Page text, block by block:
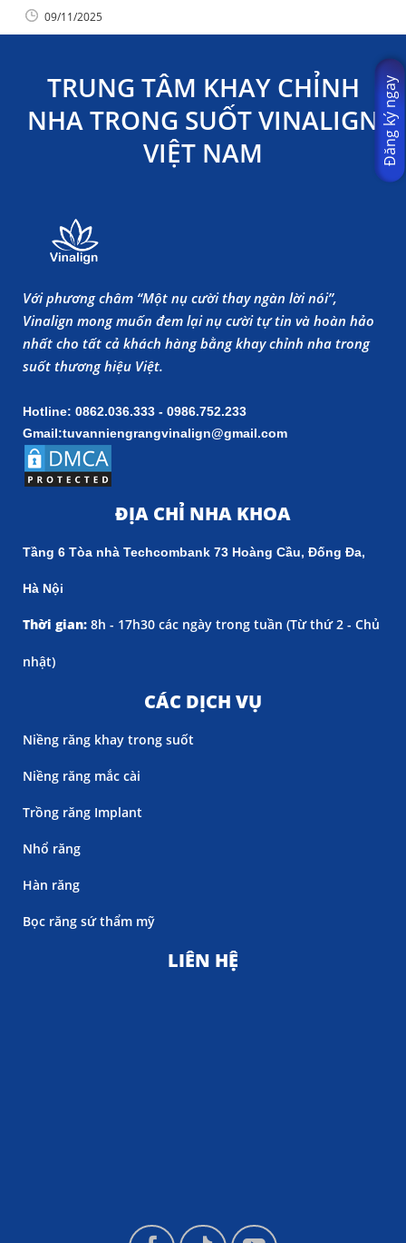
09/11/2025
TRUNG TÂM KHAY CHỈNH
NHA TRONG SUỐT VINALIGN
VIỆT NAM
Với phương châm “Một nụ cười thay ngàn lời nói”,
Vinalign mong muốn đem lại nụ cười tự tin và hoàn hảo
nhất cho tất cả khách hàng bằng khay chỉnh nha trong
suốt thương hiệu Việt.
Hotline: 0862.036.333 - 0986.752.233
Gmail:tuvanniengrangvinalign@gmail.com
ĐỊA CHỈ NHA KHOA
Tầng 6 Tòa nhà Techcombank 73 Hoàng Cầu, Đống Đa,
Hà Nội
Thời gian: 8h - 17h30 các ngày trong tuần (Từ thứ 2 - Chủ
nhật)
CÁC DỊCH VỤ
Niềng răng khay trong suốt
Niềng răng mắc cài
Trồng răng Implant
Nhổ răng
Hàn răng
Bọc răng sứ thẩm mỹ
LIÊN HỆ
Đăng ký ngay